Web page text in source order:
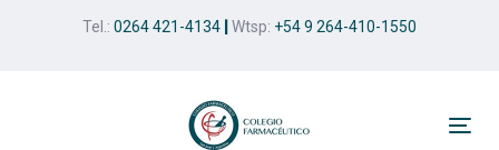
Tel.: 0264 421-4134 Wtsp: +54 9 264-410-1550